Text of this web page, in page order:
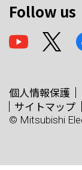
Follow us
個人情報保護
サイトマップ
© Mitsubishi